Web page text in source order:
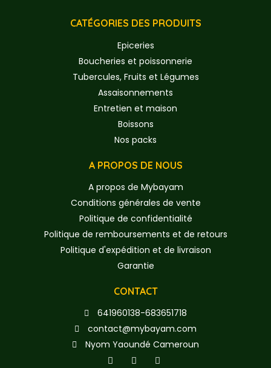
CATÉGORIES DES PRODUITS
Epiceries
Boucheries et poissonnerie
Tubercules, Fruits et Légumes
Assaisonnements
Entretien et maison
Boissons
Nos packs
A PROPOS DE NOUS
A propos de Mybayam
Conditions générales de vente
Politique de confidentialité
Politique de remboursements et de retours
Politique d'expédition et de livraison
Garantie
CONTACT
641960138-683651718
contact@mybayam.com
Nyom Yaoundé Cameroun
F
a
T
w
Y
o